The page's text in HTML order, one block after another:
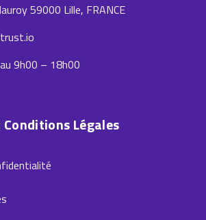
59000 Lille, FRANCE
9h00 – 18h00
Légales